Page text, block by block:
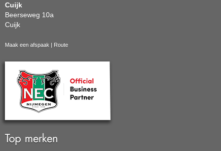
Cuijk
Beerseweg 10a
Cuijk
Maak een afspaak Route
Top merken